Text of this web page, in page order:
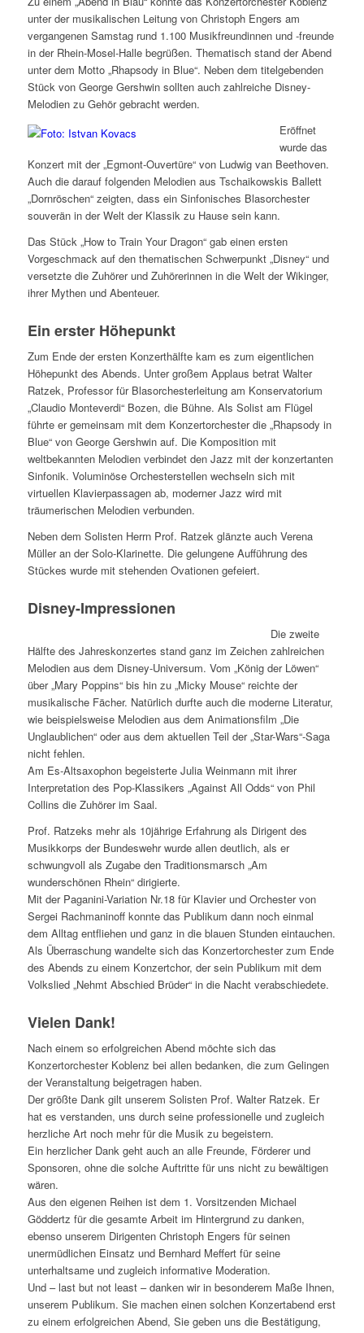
unter der musikalischen Leitung von Christoph Engers am
vergangenen Samstag rund 1.100 Musikfreundinnen und -freunde
in der Rhein-Mosel-Halle begrüßen. Thematisch stand der Abend
unter dem Motto „Rhapsody in Blue“. Neben dem titelgebenden
Stück von George Gershwin sollten auch zahlreiche Disney-
Melodien zu Gehör gebracht werden.
Eröffnet
wurde das
Konzert mit der „Egmont-Ouvertüre“ von Ludwig van Beethoven.
Auch die darauf folgenden Melodien aus Tschaikowskis Ballett
„Dornröschen“ zeigten, dass ein Sinfonisches Blasorchester
souverän in der Welt der Klassik zu Hause sein kann.
Das Stück „How to Train Your Dragon“ gab einen ersten
Vorgeschmack auf den thematischen Schwerpunkt „Disney“ und
versetzte die Zuhörer und Zuhörerinnen in die Welt der Wikinger,
ihrer Mythen und Abenteuer.
Ein erster Höhepunkt
Zum Ende der ersten Konzerthälfte kam es zum eigentlichen
Höhepunkt des Abends. Unter großem Applaus betrat Walter
Ratzek, Professor für Blasorchesterleitung am Konservatorium
„Claudio Monteverdi“ Bozen, die Bühne. Als Solist am Flügel
führte er gemeinsam mit dem Konzertorchester die „Rhapsody in
Blue“ von George Gershwin auf. Die Komposition mit
weltbekannten Melodien verbindet den Jazz mit der konzertanten
Sinfonik. Voluminöse Orchesterstellen wechseln sich mit
virtuellen Klavierpassagen ab, moderner Jazz wird mit
träumerischen Melodien verbunden.
Neben dem Solisten Herrn Prof. Ratzek glänzte auch Verena
Müller an der Solo-Klarinette. Die gelungene Aufführung des
Stückes wurde mit stehenden Ovationen gefeiert.
Disney-Impressionen
Die zweite
Hälfte des Jahreskonzertes stand ganz im Zeichen zahlreichen
Melodien aus dem Disney-Universum. Vom „König der Löwen“
über „Mary Poppins“ bis hin zu „Micky Mouse“ reichte der
musikalische Fächer. Natürlich durfte auch die moderne Literatur,
wie beispielsweise Melodien aus dem Animationsfilm „Die
Unglaublichen“ oder aus dem aktuellen Teil der „Star-Wars“-Saga
nicht fehlen.
Am Es-Altsaxophon begeisterte Julia Weinmann mit ihrer
Interpretation des Pop-Klassikers „Against All Odds“ von Phil
Collins die Zuhörer im Saal.
Prof. Ratzeks mehr als 10jährige Erfahrung als Dirigent des
Musikkorps der Bundeswehr wurde allen deutlich, als er
schwungvoll als Zugabe den Traditionsmarsch „Am
wunderschönen Rhein“ dirigierte.
Mit der Paganini-Variation Nr.18 für Klavier und Orchester von
Sergei Rachmaninoff konnte das Publikum dann noch einmal
dem Alltag entfliehen und ganz in die blauen Stunden eintauchen.
Als Überraschung wandelte sich das Konzertorchester zum Ende
des Abends zu einem Konzertchor, der sein Publikum mit dem
Volkslied „Nehmt Abschied Brüder“ in die Nacht verabschiedete.
Vielen Dank!
Nach einem so erfolgreichen Abend möchte sich das
Konzertorchester Koblenz bei allen bedanken, die zum Gelingen
der Veranstaltung beigetragen haben.
Der größte Dank gilt unserem Solisten Prof. Walter Ratzek. Er
hat es verstanden, uns durch seine professionelle und zugleich
herzliche Art noch mehr für die Musik zu begeistern.
Ein herzlicher Dank geht auch an alle Freunde, Förderer und
Sponsoren, ohne die solche Auftritte für uns nicht zu bewältigen
wären.
Aus den eigenen Reihen ist dem 1. Vorsitzenden Michael
Göddertz für die gesamte Arbeit im Hintergrund zu danken,
ebenso unserem Dirigenten Christoph Engers für seinen
unermüdlichen Einsatz und Bernhard Meffert für seine
unterhaltsame und zugleich informative Moderation.
Und – last but not least – danken wir in besonderem Maße Ihnen,
unserem Publikum. Sie machen einen solchen Konzertabend erst
zu einem erfolgreichen Abend, Sie geben uns die Bestätigung,